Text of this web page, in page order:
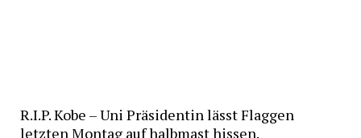
R.I.P. Kobe – Uni Präsidentin lässt Flaggen
letzten Montag auf halbmast hissen.